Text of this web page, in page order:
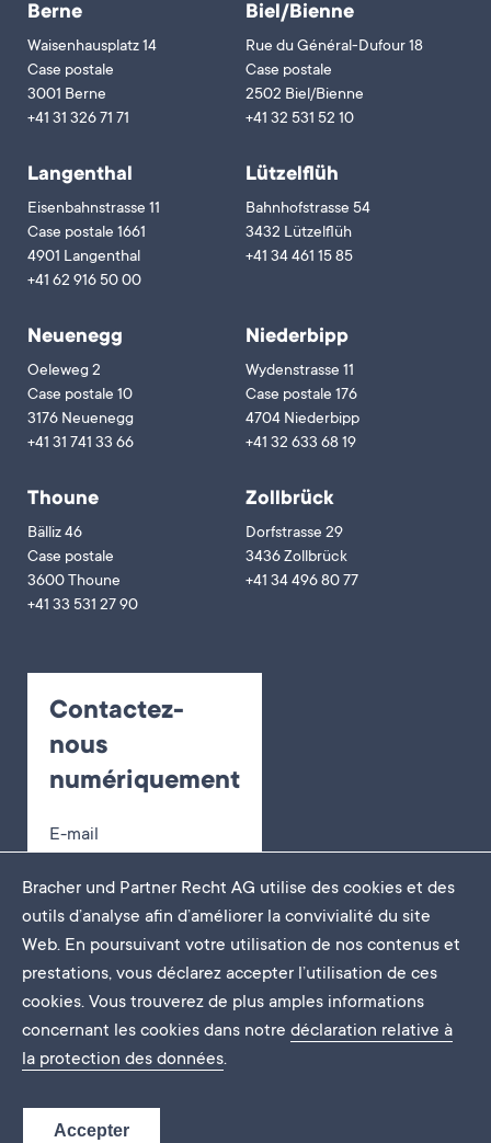
Berne
Waisenhausplatz 14
Case postale
3001 Berne
+41 31 326 71 71
Biel/Bienne
Rue du Général-Dufour 18
Case postale
2502 Biel/Bienne
+41 32 531 52 10
Langenthal
Eisenbahnstrasse 11
Case postale 1661
4901 Langenthal
+41 62 916 50 00
Lützelflüh
Bahnhofstrasse 54
3432 Lützelflüh
+41 34 461 15 85
Neuenegg
Oeleweg 2
Case postale 10
3176 Neuenegg
+41 31 741 33 66
Niederbipp
Wydenstrasse 11
Case postale 176
4704 Niederbipp
+41 32 633 68 19
Thoune
Bälliz 46
Case postale
3600 Thoune
+41 33 531 27 90
Zollbrück
Dorfstrasse 29
3436 Zollbrück
+41 34 496 80 77
Contactez-
nous
numériquement
E-mail
ligne
Réservation d’un
rendez-vous
Mentions légales
EN FR
Bracher und Partner Recht AG utilise des cookies et des
outils d’analyse afin d’améliorer la convivialité du site
Web. En poursuivant votre utilisation de nos contenus et
prestations, vous déclarez accepter l’utilisation de ces
cookies. Vous trouverez de plus amples informations
concernant les cookies dans notre déclaration relative à
la protection des données.
Accepter